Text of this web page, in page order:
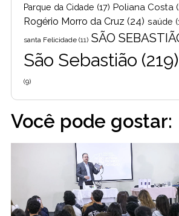
Parque da Cidade (17) Poliana Costa
Rogério Morro da Cruz (24) saúde
santa Felicidade (11) SÃO
São Sebastião (219)
(9)
Você pode gostar: